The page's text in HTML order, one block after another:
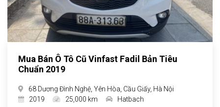
Mua Bán Ô Tô Cũ Vinfast Fadil Bản Tiêu
Chuẩn 2019
68 Dương Đình Nghệ, Yên Hòa, Cầu Giấy, Hà Nội
2019
25,000 km Hatbach